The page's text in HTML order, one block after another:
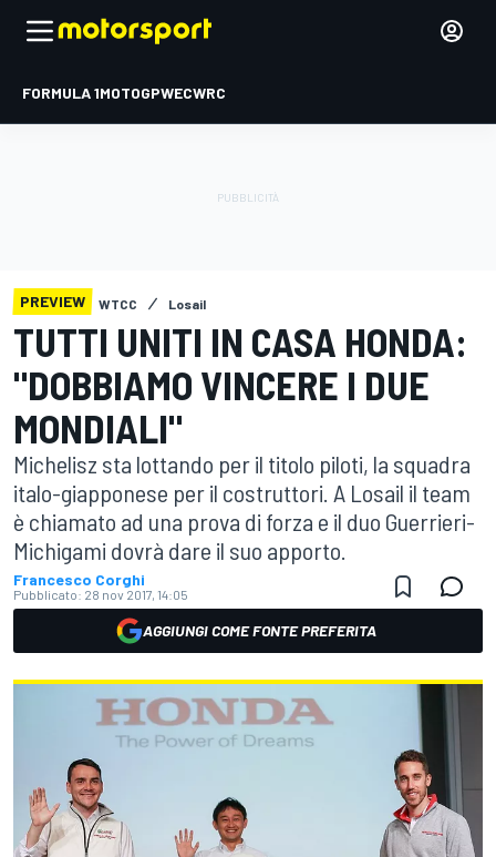
FORMULA 1MOTOGPWECWRC
PREVIEW WTCC Losail
TUTTI UNITI IN CASA HONDA:
"DOBBIAMO VINCERE I DUE
MONDIALI"
Michelisz sta lottando per il titolo piloti, la squadra
italo-giapponese per il costruttori. A Losail il team
è chiamato ad una prova di forza e il duo Guerrieri-
Michigami dovrà dare il suo apporto.
Francesco Corghi
Pubblicato: 28 nov 2017, 14:05
AGGIUNGI COME FONTE PREFERITA